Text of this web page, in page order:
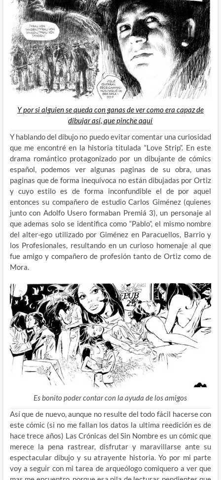
Y por si alguien se queda con ganas de ver como era capaz de
dibujar así, que pinche aquí
Y hablando del dibujo no puedo evitar comentar una curiosidad
que me encontré en la historia titulada “Love Strip”. En este
drama romántico protagonizado por un dibujante de cómics
español, podemos ver algunas paginas de su obra, unas
paginas que de forma inequívoca no están dibujadas por Ortiz
y cuyo estilo es de forma inconfundible el de por aquel
entonces su compañero de estudio Carlos Giménez (quienes
junto con Adolfo Usero formaban Premiá 3), un personaje al
que ademas solo se identifica como “Pablo”, el mismo nombre
del alter-ego utilizado por Giménez en Paracuellos, Barrio y
los Profesionales, resultando en un curioso homenaje al que
fue amigo y compañero de profesión tanto de Ortiz como de
Mora.
Es bonito poder contar con la ayuda de los amigos
Así que de nuevo, aunque no resulte del todo fácil hacerse con
este cómic (si no me fallan los datos la ultima reedición es de
hace trece años) Las Crónicas del Sin Nombre es un cómic que
merece la pena rastrear, disfrutar y maravillarse ante su
espectacular dibujo y su atrayente historia. Yo por mi parte
voy a seguir con mi tarea de arqueólogo comiquero a ver que